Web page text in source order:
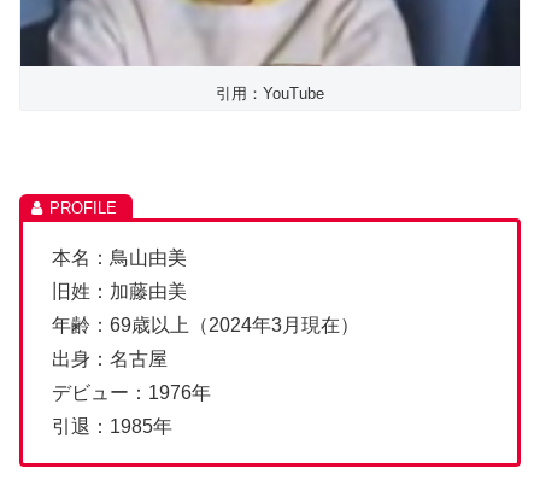
引用：YouTube
本名：鳥山由美
旧姓：加藤由美
年齢：69歳以上（2024年3月現在）
出身：名古屋
デビュー：1976年
引退：1985年